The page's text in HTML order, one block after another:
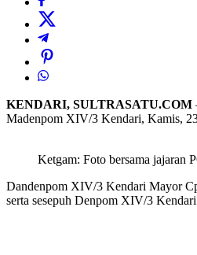
KENDARI, SULTRASATU.COM
Madenpom XIV/3 Kendari, Kamis,
Ketgam: Foto bersama
Dandenpom XIV/3 Kendari Mayor
serta sesepuh Denpom XIV/3